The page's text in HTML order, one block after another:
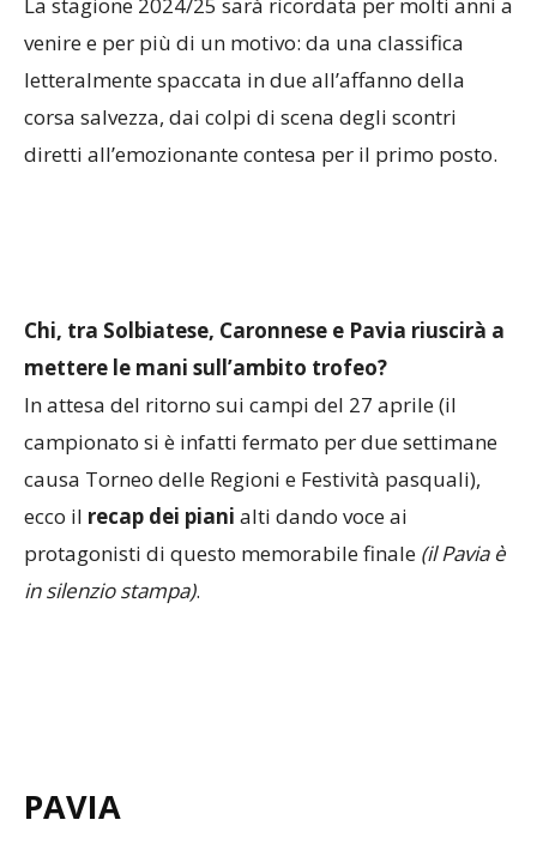
venire e per più di un motivo: da una classifica
letteralmente spaccata in due all’affanno della
corsa salvezza, dai colpi di scena degli scontri
diretti all’emozionante contesa per il primo posto.
Chi, tra Solbiatese, Caronnese e Pavia riuscirà a
mettere le mani sull’ambito trofeo?
In attesa del ritorno sui campi del 27 aprile (il
campionato si è infatti fermato per due settimane
causa Torneo delle Regioni e Festività pasquali),
ecco il recap dei piani alti dando voce ai
protagonisti di questo memorabile finale (il Pavia è
in silenzio stampa).
PAVIA